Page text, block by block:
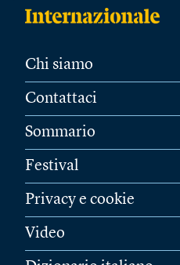
Chi siamo
Contattaci
Sommario
Festival
Privacy e cookie
Video